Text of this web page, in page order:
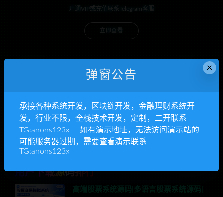
开通VIP或充值联系Telegram客服
立即查看
区块链开发，金融理财系统开发，行业不限
立即查看
用户下载源码排行
高端股票系统源码|多语言股票系统源码|
×
弹窗公告
承接各种系统开发，区块链开发，金融理财系统开
发，行业不限，全栈技术开发，定制，二开联系
TG:anons123x 如有演示地址，无法访问演示站的
可能服务器过期，需要查看演示联系
TG:anons123x